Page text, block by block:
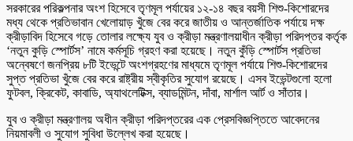
সরকারের পরিকল্পনার অংশ হিসেবে তৃণমূল পর্যায়ের ১২-১৪ বছর বয়সী শিশু-কিশোরদের
মধ্য থেকে প্রতিভাবান খেলোয়াড় খুঁজে বের করে জাতীয় ও আন্তর্জাতিক পর্যায়ে দক্ষ
ক্রীড়াবিদ হিসেবে গড়ে তোলার লক্ষ্যে যুব ও ক্রীড়া মন্ত্রণালয়াধীন ক্রীড়া পরিদপ্তর কর্তৃক
‘নতুন কুড়ি স্পোর্টস’ নামে কর্মসূচি গ্রহণ করা হয়েছে। নতুন কুঁড়ি স্পোর্টস প্রতিভা
অন্বেষণে জনপ্রিয় ৮টি ইভেন্টে অংশগ্রহণের মাধ্যমে তৃণমূল পর্যায়ে শিশু-কিশোরদের
সুপ্ত প্রতিভা খুঁজে বের করে রাষ্ট্রীয় স্বীকৃতির সুযোগ রয়েছে। এসব ইভেন্টগুলো হলো
ফুটবল, ক্রিকেট, কাবাডি, অ্যাথলেটিক্স, ব্যাডমিন্টন, দাঁবা, মার্শাল আর্ট ও সাঁতার।
যুব ও ক্রীড়া মন্ত্রণালয় অধীন ক্রীড়া পরিদপ্তরের এক প্রেসবিজ্ঞপ্তিতে আবেদনের
নিয়মাবলী ও সুযোগ সুবিধা উল্লেখ করা হয়েছে।